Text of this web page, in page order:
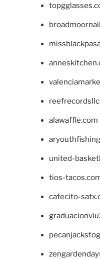
alawaffle.com
united-
tios-
cafecito-